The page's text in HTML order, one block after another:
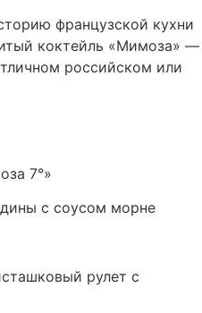
французской кухни
коктейль «Мимоза» —
российском или
7°»
с соусом морне
рулет с